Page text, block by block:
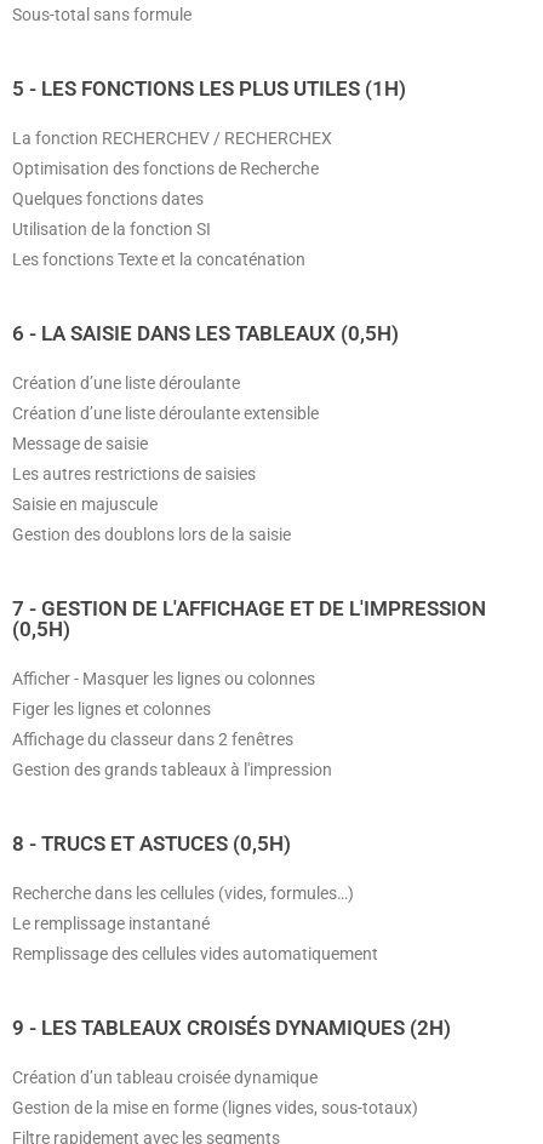
Sous-total sans formule
5 - LES FONCTIONS LES PLUS UTILES (1H)
La fonction RECHERCHEV / RECHERCHEX
Optimisation des fonctions de Recherche
Quelques fonctions dates
Utilisation de la fonction SI
Les fonctions Texte et la concaténation
6 - LA SAISIE DANS LES TABLEAUX (0,5H)
Création d’une liste déroulante
Création d’une liste déroulante extensible
Message de saisie
Les autres restrictions de saisies
Saisie en majuscule
Gestion des doublons lors de la saisie
7 - GESTION DE L'AFFICHAGE ET DE L'IMPRESSION
(0,5H)
Afficher - Masquer les lignes ou colonnes
Figer les lignes et colonnes
Affichage du classeur dans 2 fenêtres
Gestion des grands tableaux à l'impression
8 - TRUCS ET ASTUCES (0,5H)
Recherche dans les cellules (vides, formules…)
Le remplissage instantané
Remplissage des cellules vides automatiquement
9 - LES TABLEAUX CROISÉS DYNAMIQUES (2H)
Création d’un tableau croisée dynamique
Gestion de la mise en forme (lignes vides, sous-totaux)
Filtre rapidement avec les segments